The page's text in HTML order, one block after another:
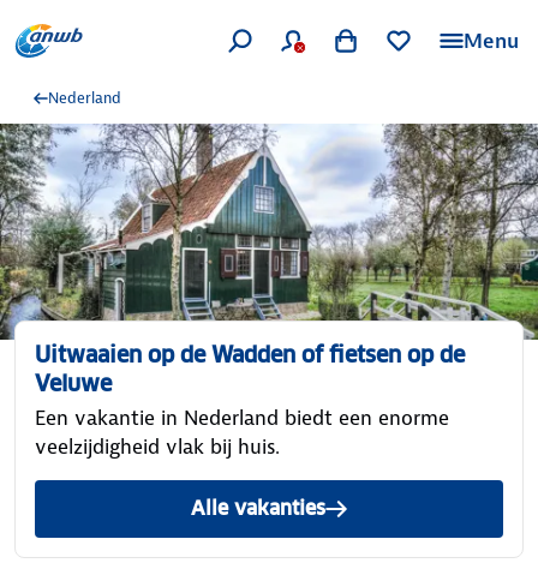
Menu
Nederland
Uitwaaien op de Wadden of fietsen op de
Veluwe
Een vakantie in Nederland biedt een enorme
veelzijdigheid vlak bij huis.
Alle vakanties